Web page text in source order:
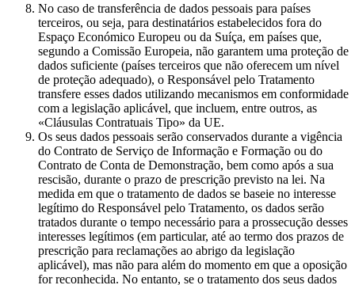
No caso de transferência de dados pessoais para países
terceiros, ou seja, para destinatários estabelecidos fora do
Espaço Económico Europeu ou da Suíça, em países que,
segundo a Comissão Europeia, não garantem uma proteção de
dados suficiente (países terceiros que não oferecem um nível
de proteção adequado), o Responsável pelo Tratamento
transfere esses dados utilizando mecanismos em conformidade
com a legislação aplicável, que incluem, entre outros, as
«Cláusulas Contratuais Tipo» da UE.
Os seus dados pessoais serão conservados durante a vigência
do Contrato de Serviço de Informação e Formação ou do
Contrato de Conta de Demonstração, bem como após a sua
rescisão, durante o prazo de prescrição previsto na lei. Na
medida em que o tratamento de dados se baseie no interesse
legítimo do Responsável pelo Tratamento, os dados serão
tratados durante o tempo necessário para a prossecução desses
interesses legítimos (em particular, até ao termo dos prazos de
prescrição para reclamações ao abrigo da legislação
aplicável), mas não para além do momento em que a oposição
for reconhecida. No entanto, se o tratamento dos seus dados